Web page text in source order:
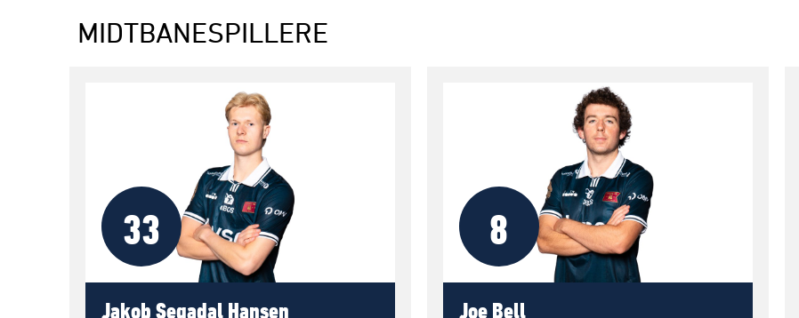
MIDTBANESPILLERE
33
Jakob Segadal Hansen
8
Joe Bell